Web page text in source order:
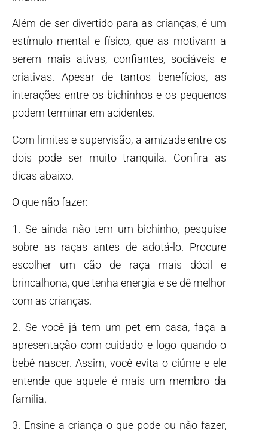
Além de ser divertido para as crianças, é um
estímulo mental e físico, que as motivam a
serem mais ativas, confiantes, sociáveis e
criativas. Apesar de tantos benefícios, as
interações entre os bichinhos e os pequenos
podem terminar em acidentes.
Com limites e supervisão, a amizade entre os
dois pode ser muito tranquila. Confira as
dicas abaixo.
O que não fazer:
1. Se ainda não tem um bichinho, pesquise
sobre as raças antes de adotá-lo. Procure
escolher um cão de raça mais dócil e
brincalhona, que tenha energia e se dê melhor
com as crianças.
2. Se você já tem um pet em casa, faça a
apresentação com cuidado e logo quando o
bebê nascer. Assim, você evita o ciúme e ele
entende que aquele é mais um membro da
família.
3. Ensine a criança o que pode ou não fazer,